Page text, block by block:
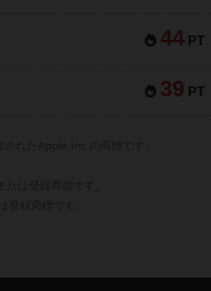
44 PT
39 PT